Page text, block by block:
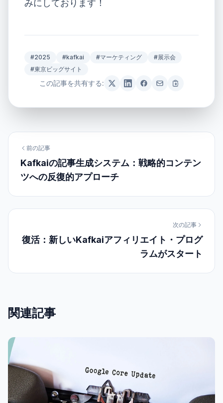
みにしております！
#2025 #kafkai #マーケティング
#展示会
#東京ビッグサイト
この記事を共有する:
前の記事
Kafkaiの記事生成システム：戦略的コンテン
ツへの反復的アプローチ
次の記事
復活：新しいKafkaiアフィリエイト・プログ
ラムがスタート
関連記事